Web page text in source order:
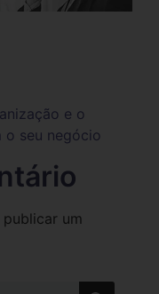
e o
seu negócio
publicar um